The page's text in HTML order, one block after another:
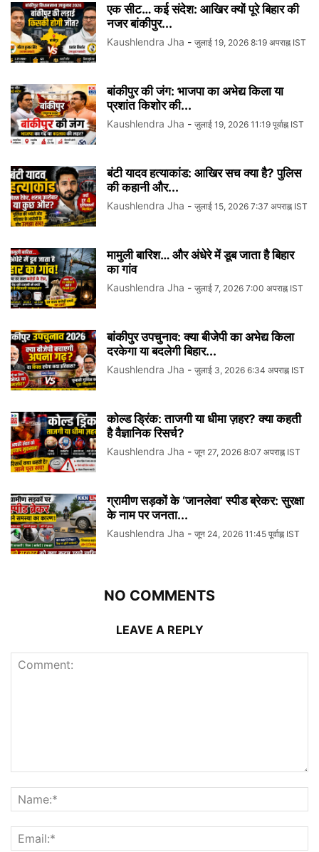
एक सीट… कई संदेश: आखिर क्यों पूरे बिहार की
नजर बांकीपुर...
Kaushlendra Jha - जुलाई 19, 2026 8:19 अपराह्न IST
बांकीपुर की जंग: भाजपा का अभेद्य किला या
प्रशांत किशोर की...
Kaushlendra Jha - जुलाई 19, 2026 11:19 पूर्वाह्न IST
बंटी यादव हत्याकांड: आखिर सच क्या है? पुलिस
की कहानी और...
Kaushlendra Jha - जुलाई 15, 2026 7:37 अपराह्न IST
मामुली बारिश… और अंधेरे में डूब जाता है बिहार
का गांव
Kaushlendra Jha - जुलाई 7, 2026 7:00 अपराह्न IST
बांकीपुर उपचुनाव: क्या बीजेपी का अभेद्य किला
दरकेगा या बदलेगी बिहार...
Kaushlendra Jha - जुलाई 3, 2026 6:34 अपराह्न IST
कोल्ड ड्रिंक: ताजगी या धीमा ज़हर? क्या कहती
है वैज्ञानिक रिसर्च?
Kaushlendra Jha - जून 27, 2026 8:07 अपराह्न IST
ग्रामीण सड़कों के ‘जानलेवा’ स्पीड ब्रेकर: सुरक्षा
के नाम पर जनता...
Kaushlendra Jha - जून 24, 2026 11:45 पूर्वाह्न IST
NO COMMENTS
LEAVE A REPLY